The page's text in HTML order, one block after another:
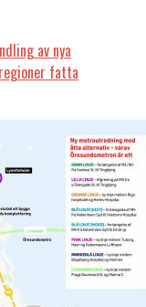
av nya
fatta